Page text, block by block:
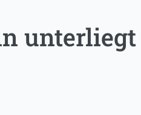
unterliegt